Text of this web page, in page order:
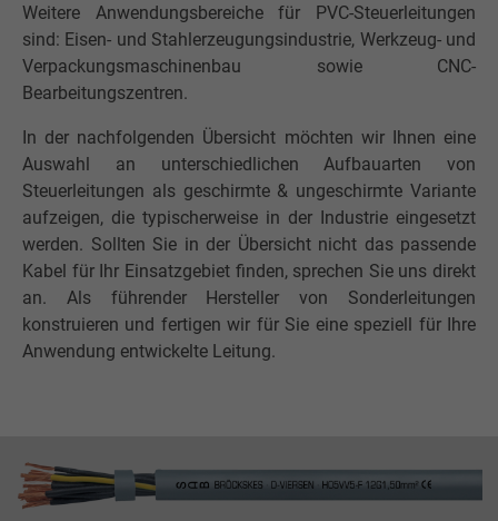
Weitere Anwendungsbereiche für PVC-Steuerleitungen
sind: Eisen- und Stahlerzeugungsindustrie, Werkzeug- und
Verpackungsmaschinenbau sowie CNC-
Bearbeitungszentren.
In der nachfolgenden Übersicht möchten wir Ihnen eine
Auswahl an unterschiedlichen Aufbauarten von
Steuerleitungen als geschirmte & ungeschirmte Variante
aufzeigen, die typischerweise in der Industrie eingesetzt
werden. Sollten Sie in der Übersicht nicht das passende
Kabel für Ihr Einsatzgebiet finden, sprechen Sie uns direkt
an. Als führender Hersteller von Sonderleitungen
konstruieren und fertigen wir für Sie eine speziell für Ihre
Anwendung entwickelte Leitung.